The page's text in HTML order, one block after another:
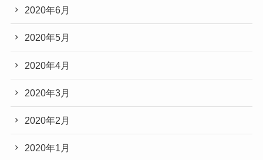
2020年6月
2020年5月
2020年4月
2020年3月
2020年2月
2020年1月